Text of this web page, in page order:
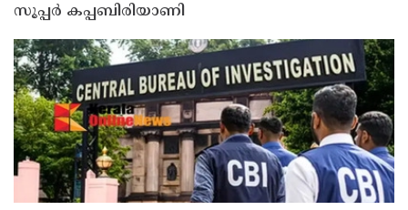
സൂപ്പർ കപ്പബിരിയാണി